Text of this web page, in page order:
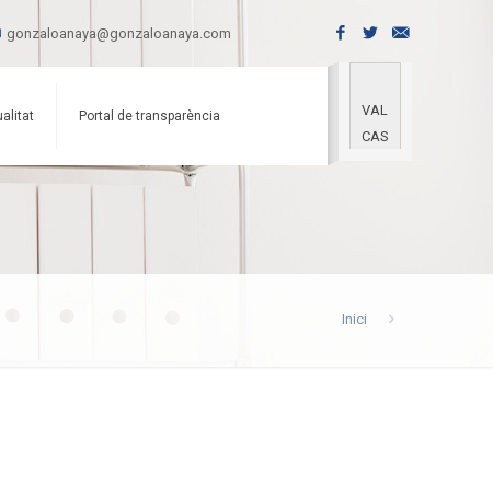
gonzaloanaya@gonzaloanaya.com
Portal de transparència
VAL
CAS
Inici